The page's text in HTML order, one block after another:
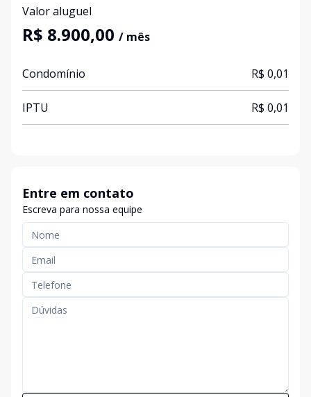
Valor aluguel
R$ 8.900,00 / mês
Condomínio R$ 0,01
IPTU R$ 0,01
Entre em contato
Escreva para nossa equipe